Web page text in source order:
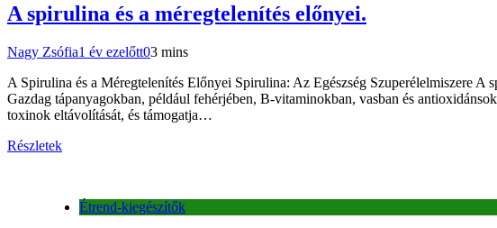
A spirulina és a méregtelenítés előnyei.
Nagy Zsófia1 év ezelőtt03 mins
A Spirulina és a Méregtelenítés Előnyei Spirulina: Az Egészség Szuperélelmiszere
Gazdag tápanyagokban, például fehérjében, B-vitaminokban, vasban és
toxinok eltávolítását, és támogatja…
Részletek
Étrend-kiegészítők